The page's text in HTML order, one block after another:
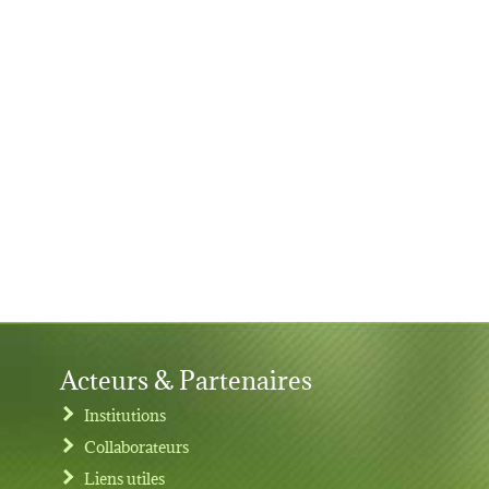
Acteurs & Partenaires
Institutions
Collaborateurs
Liens utiles